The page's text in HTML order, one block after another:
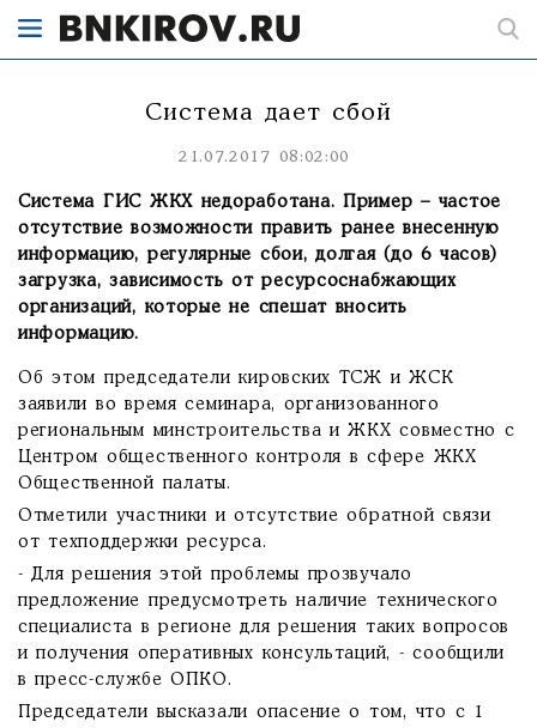
Система дает сбой
21.07.2017 08:02:00
Система ГИС ЖКХ недоработана. Пример – частое
отсутствие возможности править ранее внесенную
информацию, регулярные сбои, долгая (до 6 часов)
загрузка, зависимость от ресурсоснабжающих
организаций, которые не спешат вносить
информацию.
Об этом председатели кировских ТСЖ и ЖСК
заявили во время семинара, организованного
региональным минстроительства и ЖКХ совместно с
Центром общественного контроля в сфере ЖКХ
Общественной палаты.
Отметили участники и отсутствие обратной связи
от техподдержки ресурса.
- Для решения этой проблемы прозвучало
предложение предусмотреть наличие технического
специалиста в регионе для решения таких вопросов
и получения оперативных консультаций, - сообщили
в пресс-службе ОПКО.
Председатели высказали опасение о том, что с 1